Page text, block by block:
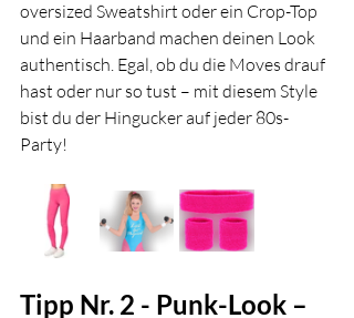
oversized Sweatshirt oder ein Crop-Top
und ein Haarband machen deinen Look
authentisch. Egal, ob du die Moves drauf
hast oder nur so tust – mit diesem Style
bist du der Hingucker auf jeder 80s-
Party!
Tipp Nr. 2 - Punk-Look –